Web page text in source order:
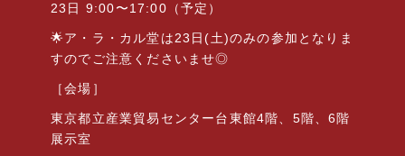
23 日 9:00〜17:00 （予定）
🌟ア・ラ・カル堂は23 日 (土)のみの参加となりま
すのでご注意くださいませ◎
［会場］
東京都立産業貿易センター台東館4階、 5階、6階
展示室